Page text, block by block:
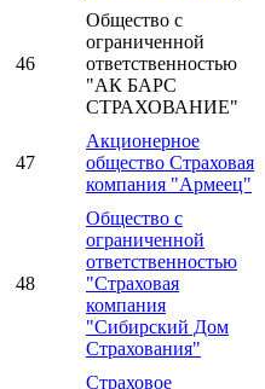
46
Общество с
ограниченной
ответственностью
"АК БАРС
СТРАХОВАНИЕ"
47
Акционерное
общество Страховая
компания "Армеец"
48
Общество с
ограниченной
ответственностью
"Страховая
компания
"Сибирский Дом
Страхования"
Страховое